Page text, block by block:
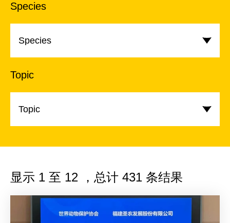
Species
Species
Topic
Topic
显示 1 至 12 ，总计 431 条结果